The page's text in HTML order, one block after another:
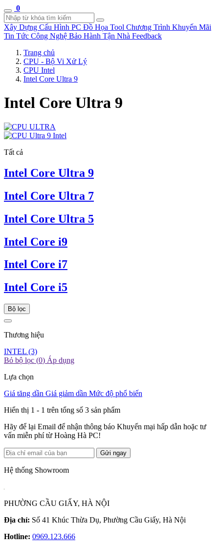
0
Xây Dựng Cấu Hình PC Đồ Họa Tool Chương Trình Khuyến Mãi
Tin Tức Công Nghệ Bảo Hành Tận Nhà Feedback
Trang chủ
CPU - Bộ Vi Xử Lý
CPU Intel
Intel Core Ultra 9
Intel Core Ultra 9
Tất cả
Intel Core Ultra 9
Intel Core Ultra 7
Intel Core Ultra 5
Intel Core i9
Intel Core i7
Intel Core i5
Bộ lọc
Thương hiệu
INTEL (3)
Bỏ bộ lọc (0) Áp dụng
Lựa chọn
Giá tăng dần Giá giảm dần Mức độ phổ biến
Hiển thị 1 - 1 trên tổng số 3 sản phẩm
Hãy để lại Email để nhận thông báo Khuyến mại hấp dẫn hoặc tư
vấn miễn phí từ Hoàng Hà PC!
Gửi ngay
Hệ thống Showroom
PHƯỜNG CẦU GIẤY, HÀ NỘI
Địa chỉ: Số 41 Khúc Thừa Dụ, Phường Cầu Giấy, Hà Nội
Hotline: 0969.123.666